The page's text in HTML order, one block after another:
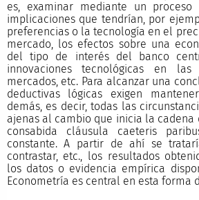
es, examinar mediante un proceso
implicaciones que tendrían, por
preferencias o la tecnología en el
mercado, los efectos sobre una
del tipo de interés del banco
innovaciones tecnológicas en
mercados, etc. Para alcanzar una
deductivas lógicas exigen
demás, es decir, todas las
ajenas al cambio que inicia la cadena
consabida cláusula caeteris
constante. A partir de ahí se
contrastar, etc., los resultados
los datos o evidencia empírica
Econometría es central en esta forma